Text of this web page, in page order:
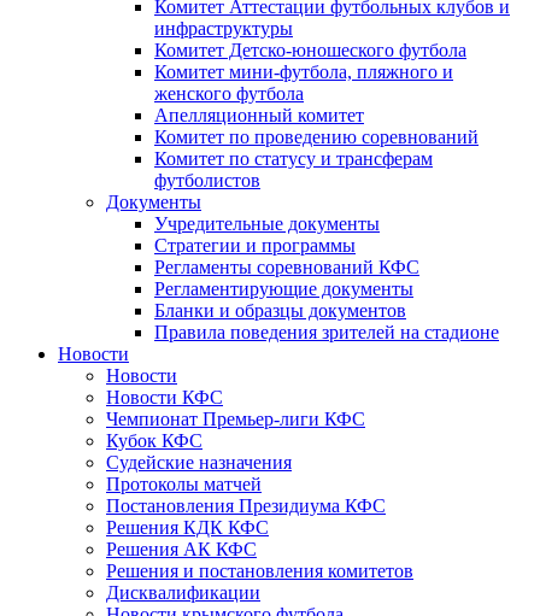
Комитет Аттестации футбольных клубов и
инфраструктуры
Комитет Детско-юношеского футбола
Комитет мини-футбола, пляжного и
женского футбола
Апелляционный комитет
Комитет по проведению соревнований
Комитет по статусу и трансферам
футболистов
Документы
Учредительные документы
Стратегии и программы
Регламенты соревнований КФС
Регламентирующие документы
Бланки и образцы документов
Правила поведения зрителей на стадионе
Новости
Новости
Новости КФС
Чемпионат Премьер-лиги КФС
Кубок КФС
Судейские назначения
Протоколы матчей
Постановления Президиума КФС
Решения КДК КФС
Решения АК КФС
Решения и постановления комитетов
Дисквалификации